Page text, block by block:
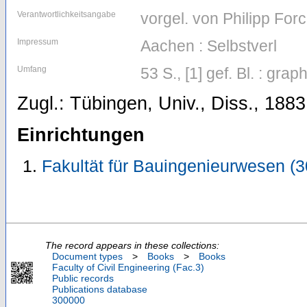
Verantwortlichkeitsangabe vorgel. von Philipp
Impressum Aachen : Selbstverl
Umfang 53 S., [1] gef. Bl. :
Zugl.: Tübingen, Univ., Diss., 1883
Einrichtungen
Fakultät für Bauingenieurwesen
The record appears in these collections:
Document types
> Books >
Books
Faculty of Civil Engineering (Fac.3)
Public records
Publications database
300000